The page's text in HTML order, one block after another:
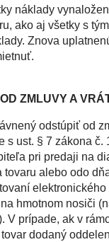
náklady
ako aj všetky s
Znova
ZMLUVY A
odstúpiť od
s ust. § 7 zákona č.
pri predaji na
tovaru alebo odo
elektronického
hmotnom nosiči
V prípade, ak v
dodaný